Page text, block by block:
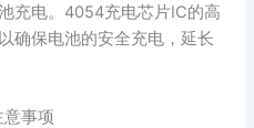
充电。4054充电芯片IC的高
确保电池的安全充电，延长
事项